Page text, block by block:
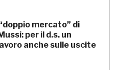
mercato” di
per il d.s. un
anche sulle uscite